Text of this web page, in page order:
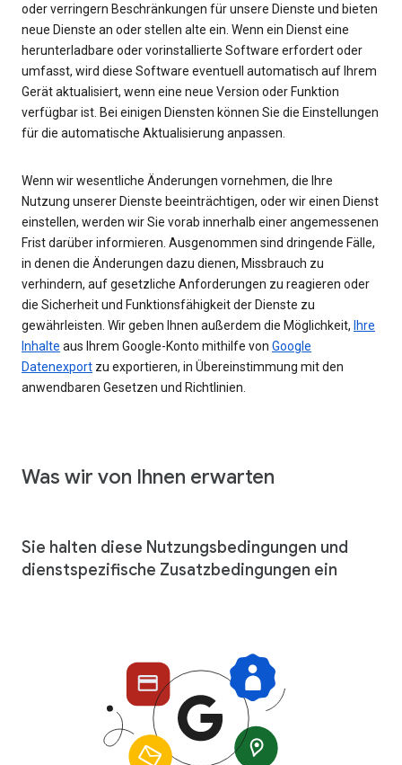
oder verringern Beschränkungen für unsere Dienste und bieten
neue Dienste an oder stellen alte ein. Wenn ein Dienst eine
herunterladbare oder vorinstallierte Software erfordert oder
umfasst, wird diese Software eventuell automatisch auf Ihrem
Gerät aktualisiert, wenn eine neue Version oder Funktion
verfügbar ist. Bei einigen Diensten können Sie die Einstellungen
für die automatische Aktualisierung anpassen.
Wenn wir wesentliche Änderungen vornehmen, die Ihre
Nutzung unserer Dienste beeinträchtigen, oder wir einen Dienst
einstellen, werden wir Sie vorab innerhalb einer angemessenen
Frist darüber informieren. Ausgenommen sind dringende Fälle,
in denen die Änderungen dazu dienen, Missbrauch zu
verhindern, auf gesetzliche Anforderungen zu reagieren oder
die Sicherheit und Funktionsfähigkeit der Dienste zu
gewährleisten. Wir geben Ihnen außerdem die Möglichkeit, Ihre
Inhalte aus Ihrem Google-Konto mithilfe von Google
Datenexport zu exportieren, in Übereinstimmung mit den
anwendbaren Gesetzen und Richtlinien.
Was wir von Ihnen erwarten
Sie halten diese Nutzungsbedingungen und
dienstspezifische Zusatzbedingungen ein